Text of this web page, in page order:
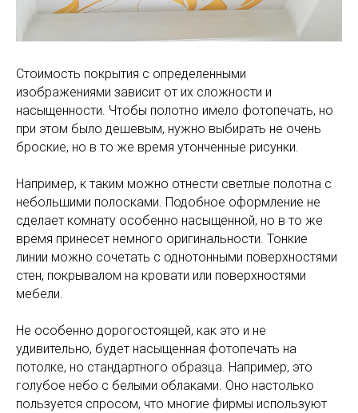
Стоимость покрытия с определенными
изображениями зависит от их сложности и
насыщенности. Чтобы полотно имело фотопечать, но
при этом было дешевым, нужно выбирать не очень
броские, но в то же время утонченные рисунки.
Например, к таким можно отнести светлые полотна с
небольшими полосками. Подобное оформление не
сделает комнату особенно насыщенной, но в то же
время принесет немного оригинальности. Тонкие
линии можно сочетать с однотонными поверхностями
стен, покрывалом на кровати или поверхностями
мебели.
Не особенно дорогостоящей, как это и не
удивительно, будет насыщенная фотопечать на
потолке, но стандартного образца. Например, это
голубое небо с белыми облаками. Оно настолько
пользуется спросом, что многие фирмы используют